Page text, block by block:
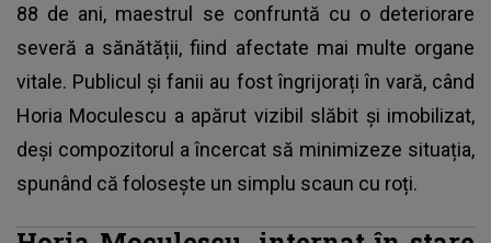
88 de ani, maestrul se confruntă cu o deteriorare
severă a sănătății, fiind afectate mai multe organe
vitale. Publicul și fanii au fost îngrijorați în vară, când
Horia Moculescu a apărut vizibil slăbit și imobilizat,
deși compozitorul a încercat să minimizeze situația,
spunând că folosește un simplu scaun cu roți.